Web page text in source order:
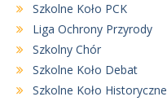
Szkolne Koło PCK
Liga Ochrony Przyrody
Szkolny Chór
Szkolne Koło Debat
Szkolne Koło Historyczne